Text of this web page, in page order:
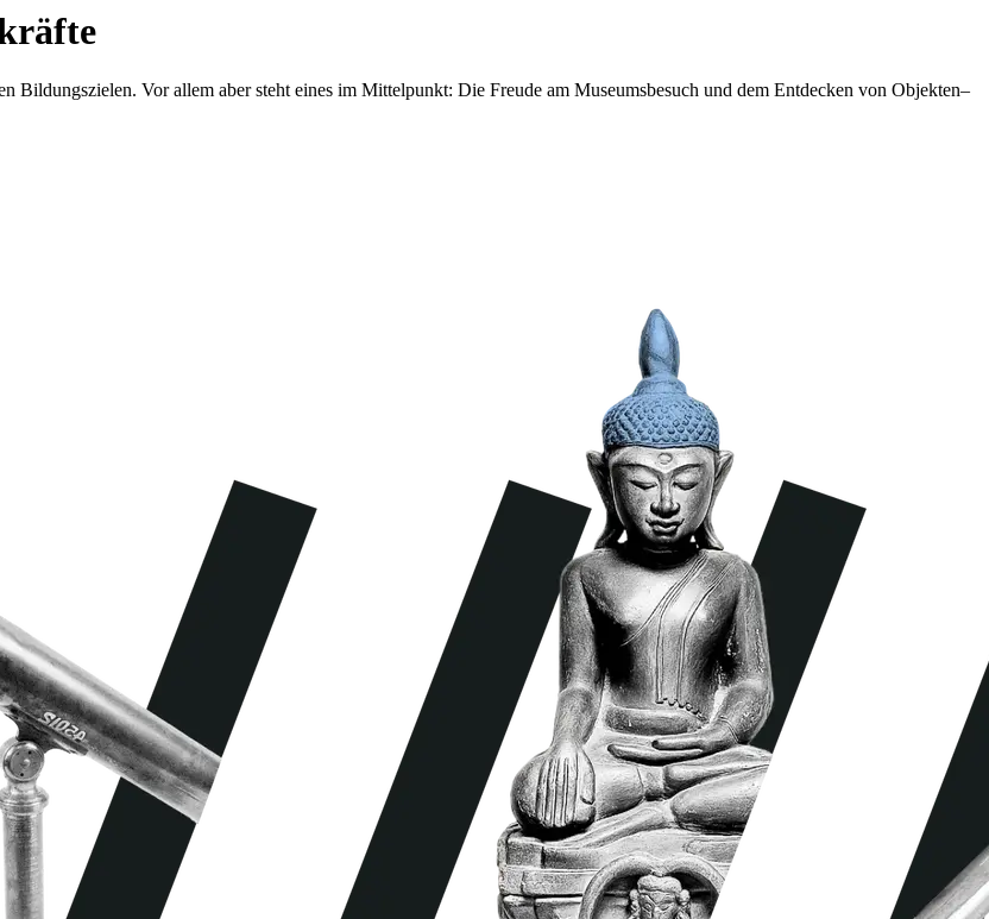
Bildungszielen. Vor allem aber steht eines im Mittelpunkt: Die Freude am Museumsbesuch und dem Entdecken von Objekten–